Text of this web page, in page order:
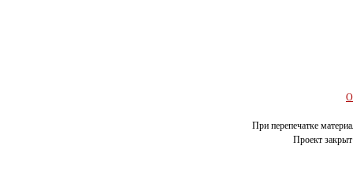
О
При перепечатке
Проект закрыт